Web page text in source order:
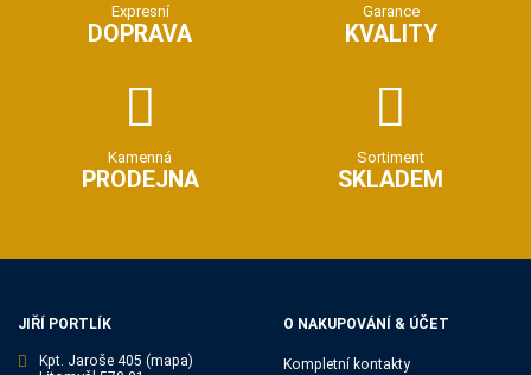
Expresní
DOPRAVA
Garance
KVALITY
Kamenná
PRODEJNA
Sortiment
SKLADEM
JIŘÍ PORTLÍK
Kpt. Jaroše 405 (mapa)
O NAKUPOVÁNÍ & ÚČET
Kompletní kontakty